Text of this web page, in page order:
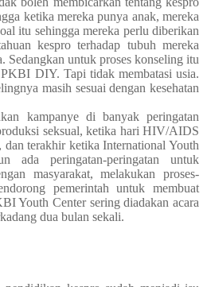
ketika mereka punya anak, mereka
itu sehingga mereka perlu diberikan
kespro terhadap tubuh mereka
Sedangkan untuk proses konseling itu
DIY. Tapi tidak membatasi usia.
masih sesuai dengan kesehatan
kampanye di banyak peringatan
seksual, ketika hari HIV/AIDS
dan terakhir ketika International Youth
ada peringatan-peringatan untuk
masyarakat, melakukan proses-
pemerintah untuk membuat
Youth Center sering diadakan acara
dua bulan sekali.